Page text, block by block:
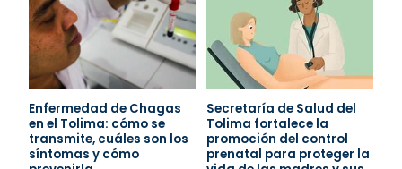
Enfermedad de Chagas
en el Tolima: cómo se
transmite, cuáles son los
síntomas y cómo
Secretaría de Salud del
Tolima fortalece la
promoción del control
prenatal para proteger la